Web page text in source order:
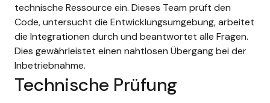
technische Ressource ein. Dieses Team prüft den
Code, untersucht die Entwicklungsumgebung, arbeitet
die Integrationen durch und beantwortet alle Fragen.
Dies gewährleistet einen nahtlosen Übergang bei der
Inbetriebnahme.
Technische Prüfung